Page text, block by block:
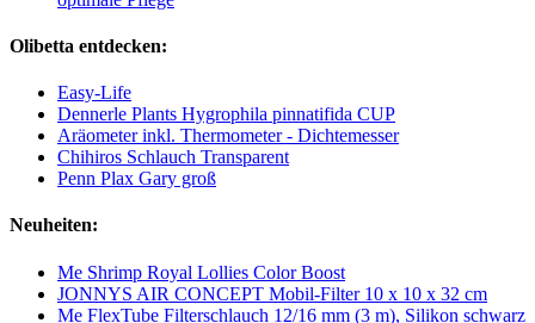
Olibetta entdecken:
Easy-Life
Dennerle Plants Hygrophila pinnatifida CUP
Aräometer inkl. Thermometer - Dichtemesser
Chihiros Schlauch Transparent
Penn Plax Gary groß
Neuheiten:
Me Shrimp Royal Lollies Color Boost
JONNYS AIR CONCEPT Mobil-Filter 10 x 10 x 32 cm
Me FlexTube Filterschlauch 12/16 mm (3 m), Silikon schwarz